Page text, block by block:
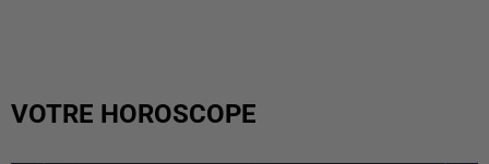
VOTRE HOROSCOPE